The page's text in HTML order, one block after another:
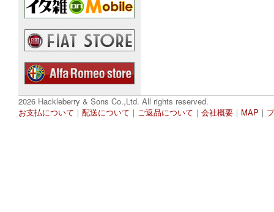
2026 Hackleberry & Sons Co.,Ltd. All rights reserved.
お支払について ｜ 配送について ｜ ご返品について ｜ 会社概要 ｜ MAP ｜